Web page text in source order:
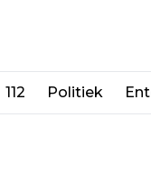
112 Politiek